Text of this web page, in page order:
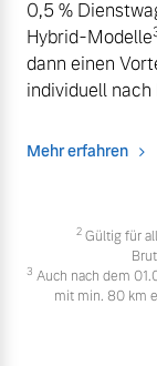
0,5 %
Hybrid-Modelle
dann einen
individuell
Mehr erfahren
2 Gültig für
3 Auch nach dem
mit min. 80 km